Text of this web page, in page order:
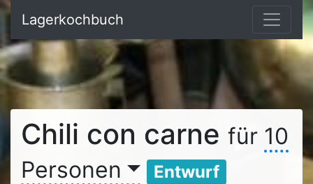
Lagerkochbuch
Chili con carne für 10
Personen
Entwurf